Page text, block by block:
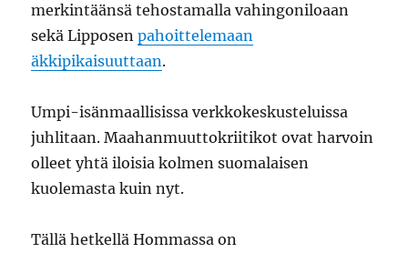
merkintäänsä tehostamalla vahingoniloaan
sekä Lipposenpahoittelemaan
äkkipikaisuuttaan.
Umpi-isänmaallisissa verkkokeskusteluissa
juhlitaan. Maahanmuuttokriitikot ovat harvoin
olleet yhtä iloisia kolmen suomalaisen
kuolemasta kuin nyt.
Tällä hetkellä Hommassa on